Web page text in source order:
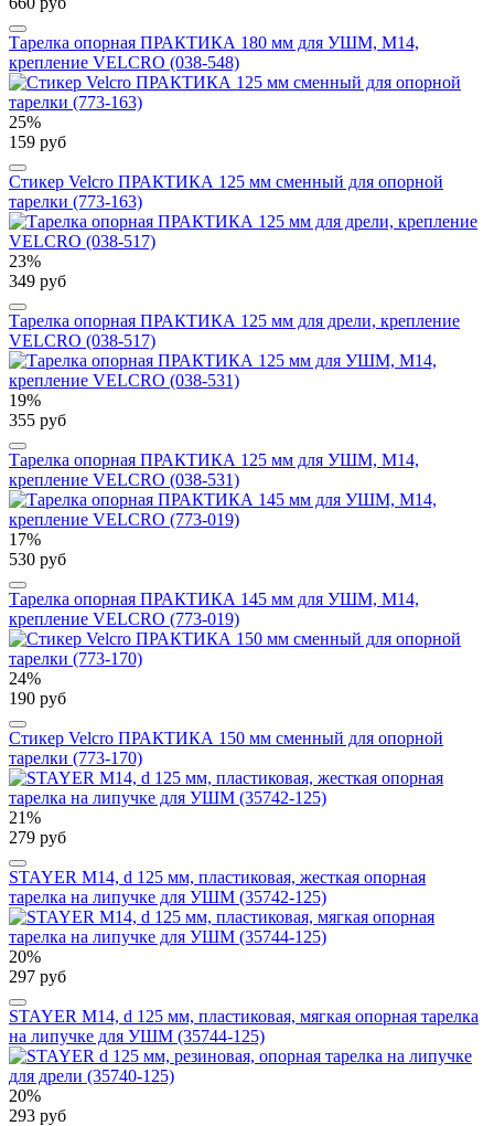
Тарелка опорная ПРАКТИКА 180 мм для УШМ, М14,
крепление VELCRO (038-548)
25%
159 руб
Стикер Velcro ПРАКТИКА 125 мм сменный для опорной
тарелки (773-163)
23%
349 руб
Тарелка опорная ПРАКТИКА 125 мм для дрели, крепление
VELCRO (038-517)
19%
355 руб
Тарелка опорная ПРАКТИКА 125 мм для УШМ, М14,
крепление VELCRO (038-531)
17%
530 руб
Тарелка опорная ПРАКТИКА 145 мм для УШМ, М14,
крепление VELCRO (773-019)
24%
190 руб
Стикер Velcro ПРАКТИКА 150 мм сменный для опорной
тарелки (773-170)
21%
279 руб
STAYER М14, d 125 мм, пластиковая, жесткая опорная
тарелка на липучке для УШМ (35742-125)
20%
297 руб
STAYER М14, d 125 мм, пластиковая, мягкая опорная тарелка
на липучке для УШМ (35744-125)
20%
293 руб